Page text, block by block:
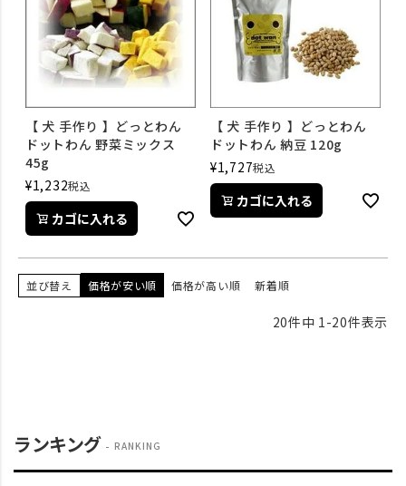
【 犬 手作り 】どっとわん
ドットわん 野菜ミックス
45g
¥1,232税込
カゴに入れる
【 犬 手作り 】どっとわん
ドットわん 納豆 120g
¥1,727税込
カゴに入れる
並び替え 価格が安い順 価格が高い順 新着順
20件中 1-20件表示
ランキング RANKING